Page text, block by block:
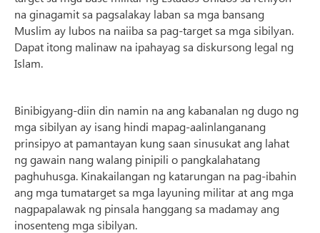
na ginagamit sa pagsalakay laban sa mga bansang
Muslim ay lubos na naiiba sa pag-target sa mga sibilyan.
Dapat itong malinaw na ipahayag sa diskursong legal ng
Islam.
Binibigyang-diin din namin na ang kabanalan ng dugo ng
mga sibilyan ay isang hindi mapag-aalinlanganang
prinsipyo at pamantayan kung saan sinusukat ang lahat
ng gawain nang walang pinipili o pangkalahatang
paghuhusga. Kinakailangan ng katarungan na pag-ibahin
ang mga tumatarget sa mga layuning militar at ang mga
nagpapalawak ng pinsala hanggang sa madamay ang
inosenteng mga sibilyan.